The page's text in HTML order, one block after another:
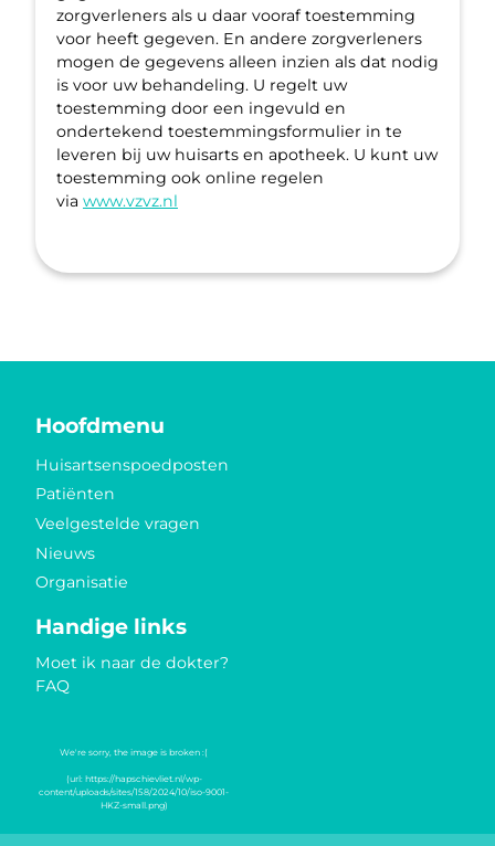
zorgverleners als u daar vooraf toestemming
voor heeft gegeven. En andere zorgverleners
mogen de gegevens alleen inzien als dat nodig
is voor uw behandeling. U regelt uw
toestemming door een ingevuld en
ondertekend toestemmingsformulier in te
leveren bij uw huisarts en apotheek. U kunt uw
toestemming ook online regelen
via www.vzvz.nl
Hoofdmenu
Huisartsenspoedposten
Patiënten
Veelgestelde vragen
Nieuws
Organisatie
Handige links
Moet ik naar de dokter?
FAQ